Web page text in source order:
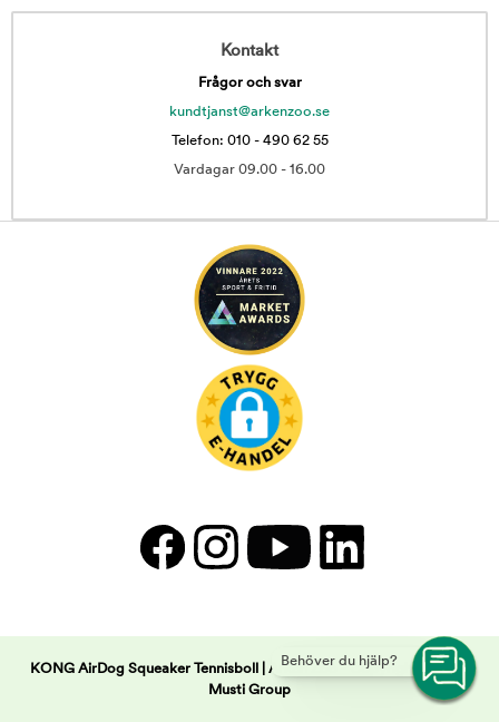
Behöver du hjälp?
Kontakt
Frågor och svar
kundtjanst@arkenzoo.se
Telefon: 010 - 490 62 55
Vardagar 09.00 - 16.00
KONG AirDog Squeaker Tennisboll | Arken Zoo - Copyright © 2026
Musti Group